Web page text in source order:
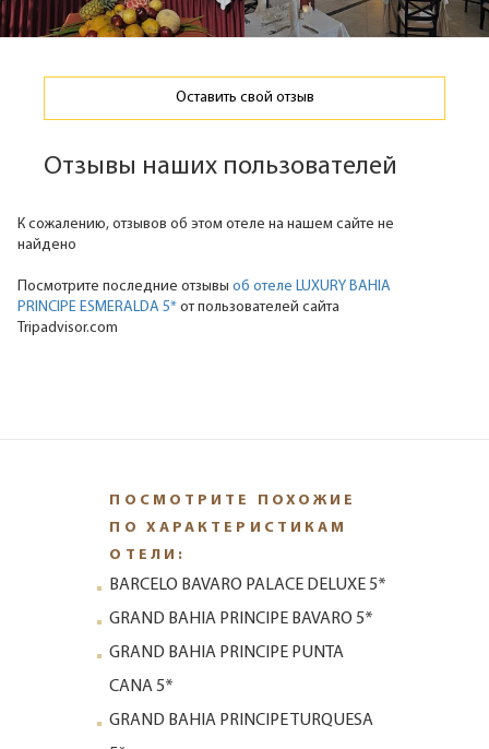
Оставить свой отзыв
Отзывы наших пользователей
К сожалению, отзывов об этом отеле на нашем сайте не
найдено
Посмотрите последние отзывы об отеле LUXURY BAHIA
PRINCIPE ESMERALDA 5* от пользователей сайта
Tripadvisor.com
ПОСМОТРИТЕ ПОХОЖИЕ
ПО ХАРАКТЕРИСТИКАМ
ОТЕЛИ:
BARCELO BAVARO PALACE DELUXE 5*
GRAND BAHIA PRINCIPE BAVARO 5*
GRAND BAHIA PRINCIPE PUNTA
CANA 5*
GRAND BAHIA PRINCIPE TURQUESA